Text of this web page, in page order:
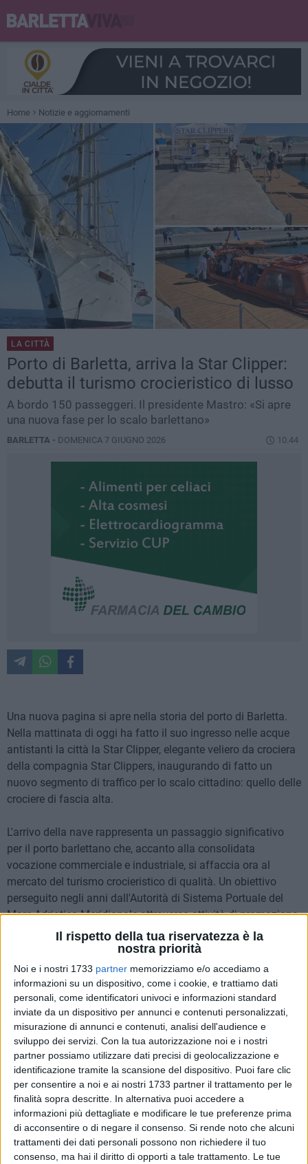
Il rispetto della tua riservatezza è la
nostra priorità
Noi e i nostri 1733 partner memorizziamo e/o accediamo a
informazioni su un dispositivo, come i cookie, e trattiamo dati
personali, come identificatori univoci e informazioni standard
inviate da un dispositivo per annunci e contenuti personalizzati,
misurazione di annunci e contenuti, analisi dell'audience e
sviluppo dei servizi. Con la tua autorizzazione noi e i nostri
partner possiamo utilizzare dati precisi di geolocalizzazione e
identificazione tramite la scansione del dispositivo. Puoi fare clic
per consentire a noi e ai nostri 1733 partner il trattamento per le
finalità sopra descritte. In alternativa puoi accedere a
informazioni più dettagliate e modificare le tue preferenze prima
di acconsentire o di negare il consenso. Si rende noto che alcuni
trattamenti dei dati personali possono non richiedere il tuo
consenso, ma hai il diritto di opporti a tale trattamento. Le tue
Home Notizie e aggiornamenti
LA CITTÀ
Porto di Barletta, arriva la Star Clipper:
debutta il turismo crocieristico di lusso
A bordo 150 passeggeri. Il presidente Mastro: «Si apre
una nuova fase per lo scalo barlettano»
BARLETTA - DOMENICA 7 GIUGNO 2026 10.44
Una nuova pagina si apre nella storia del porto di Barletta.
Nella mattinata di oggi ha fatto il suo ingresso nelle acque
antistanti la città la Star Clipper, elegante veliero da crociera
della compagnia Star Clippers, inaugurando di fatto un
nuovo segmento di traffico per lo scalo cittadino: quello delle
crociere di fascia alta.
L'arrivo della nave rappresenta un passaggio significativo
per il porto barlettano che, accanto alla consolidata
vocazione commerciale e industriale, si affaccia ora al
mercato del turismo crocieristico di qualità. Un obiettivo
perseguito negli anni dall'Autorità di Sistema Portuale del
Mare Adriatico Meridionale attraverso attività di promozione
internazionale e interventi di ammodernamento delle
A bordo della Star Clipper sono giunti 150 crocieristi, accolti
presso il terminal Themis dagli operatori della Pro Loco
Unpli Puglia APS, gestore degli infopoint turistici dei porti del
sistema adriatico meridionale. Per dare il benvenuto agli
ospiti è stato organizzato anche un momento di
intrattenimento musicale con un complesso bandistico
locale.
La nave è rimasta ancorata in rada e non direttamente in
porto per consentire ai passeggeri di usufruire delle attività e
degli sport acquatici previsti dal programma di viaggio.